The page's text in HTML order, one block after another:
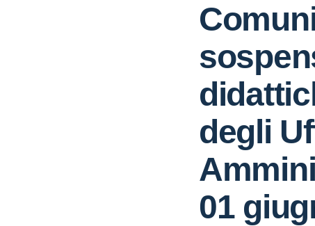
degli
01